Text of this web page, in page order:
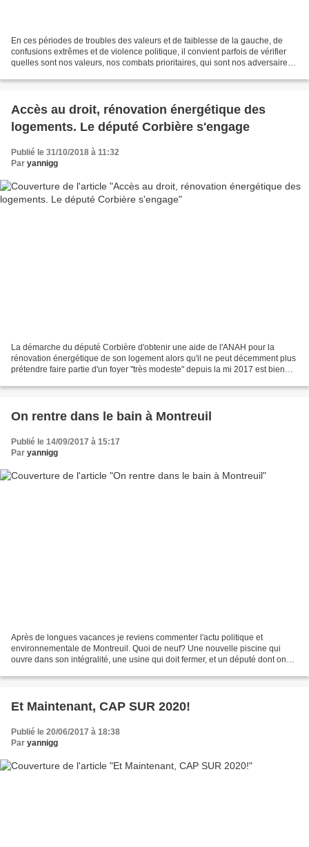
En ces périodes de troubles des valeurs et de faiblesse de la gauche, de
confusions extrêmes et de violence politique, il convient parfois de vérifier
quelles sont nos valeurs, nos combats prioritaires, qui sont nos adversaires
Accès au droit, rénovation énergétique des
logements. Le député Corbière s'engage
Publié le 31/10/2018 à 11:32
Par yannigg
La démarche du député Corbière d'obtenir une aide de l'ANAH pour la
rénovation énergétique de son logement alors qu'il ne peut décemment plus
prétendre faire partie d'un foyer "très modeste" depuis la mi 2017 est bien
On rentre dans le bain à Montreuil
Publié le 14/09/2017 à 15:17
Par yannigg
Après de longues vacances je reviens commenter l'actu politique et
environnementale de Montreuil. Quoi de neuf? Une nouvelle piscine qui
ouvre dans son intégralité, une usine qui doit fermer, et un député dont on
Et Maintenant, CAP SUR 2020!
Publié le 20/06/2017 à 18:38
Par yannigg